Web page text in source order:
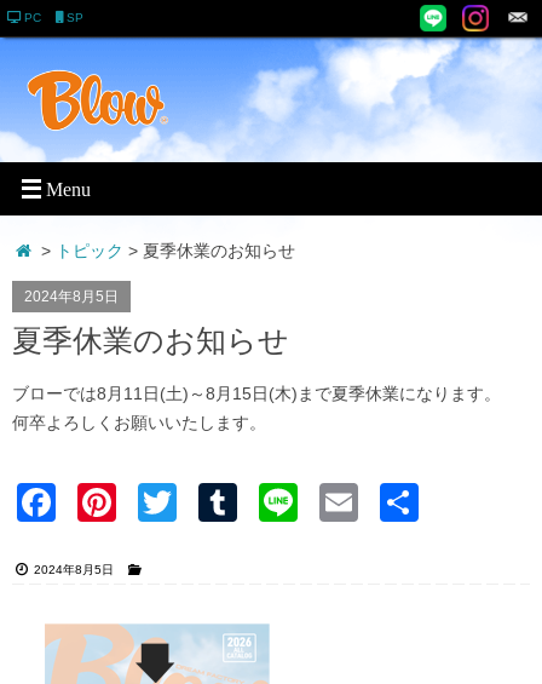
PC SP
> トピック > 夏季休業のお知らせ
2024年8月5日
夏季休業のお知らせ
ブローでは8月11日(土)～8月15日(木)まで夏季休業になります。
何卒よろしくお願いいたします。
Faceb Pinter Twitter Tumblr Line Email
2024年8月5日